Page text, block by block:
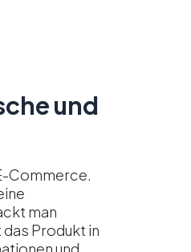
und
Commerce.
man
Produkt in
und